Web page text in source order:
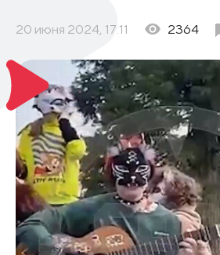
20 июня 2024, 17:11 2364